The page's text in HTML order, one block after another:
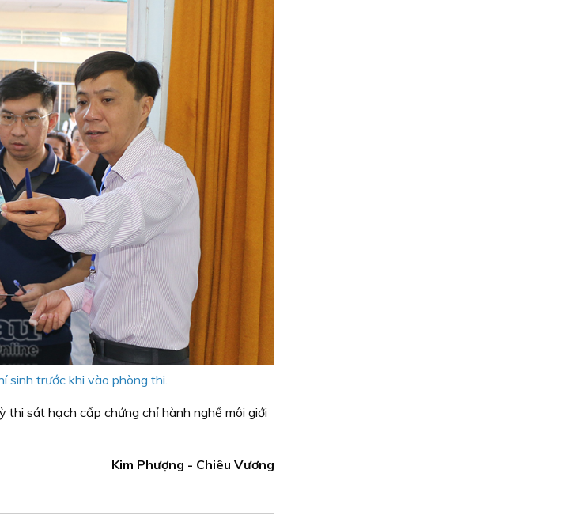
sinh trước khi vào phòng thi.
sát hạch cấp chứng chỉ hành nghề môi giới
Kim Phượng - Chiêu Vương